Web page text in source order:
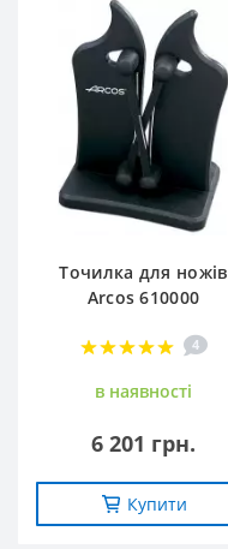
Точилка для ножів
Arcos 610000
4
в наявностi
6 201 грн.
Купити